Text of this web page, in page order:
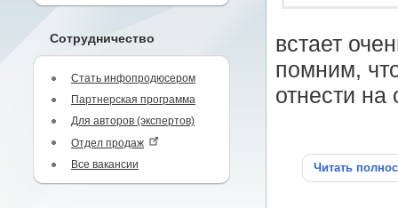
Сотрудничество
Стать инфопродюсером
Партнерская программа
Для авторов (экспертов)
Отдел продаж
Все вакансии
встает
помним,
отнести
Читать